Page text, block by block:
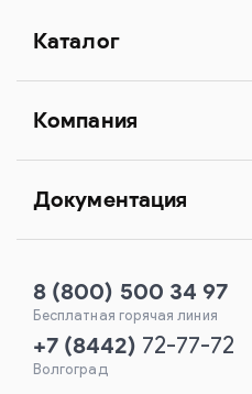
Каталог
Компания
Документация
8 (800) 500 34 97
Бесплатная горячая линия
+7 (8442) 72-77-72
Волгоград